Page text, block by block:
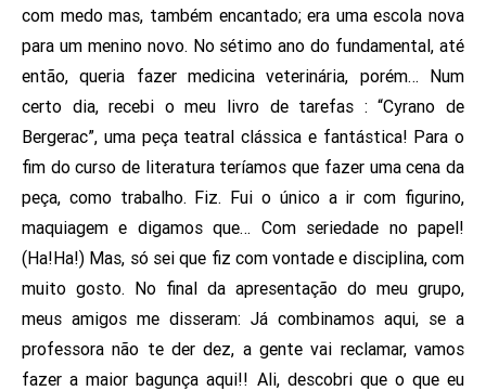
com medo mas, também encantado; era uma escola nova
para um menino novo. No sétimo ano do fundamental, até
então, queria fazer medicina veterinária, porém… Num
certo dia, recebi o meu livro de tarefas : “Cyrano de
Bergerac”, uma peça teatral clássica e fantástica! Para o
fim do curso de literatura teríamos que fazer uma cena da
peça, como trabalho. Fiz. Fui o único a ir com figurino,
maquiagem e digamos que… Com seriedade no papel!
(Ha!Ha!) Mas, só sei que fiz com vontade e disciplina, com
muito gosto. No final da apresentação do meu grupo,
meus amigos me disseram: Já combinamos aqui, se a
professora não te der dez, a gente vai reclamar, vamos
fazer a maior bagunça aqui!! Ali, descobri que o que eu